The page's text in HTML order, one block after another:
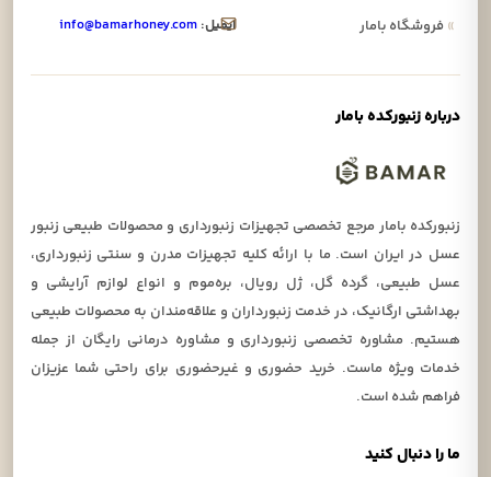
ما را دنبال کنید
»فروشگاه بامار
ایمیل: info@bamarhoney.com
درباره زنبورکده بامار
زنبورکده بامار مرجع تخصصی تجهیزات زنبورداری و محصولات طبیعی زنبور
عسل در ایران است. ما با ارائه کلیه تجهیزات مدرن و سنتی زنبورداری،
عسل طبیعی، گرده گل، ژل رویال، بره‌موم و انواع لوازم آرایشی و
بهداشتی ارگانیک، در خدمت زنبورداران و علاقه‌مندان به محصولات طبیعی
هستیم. مشاوره تخصصی زنبورداری و مشاوره درمانی رایگان از جمله
خدمات ویژه ماست. خرید حضوری و غیرحضوری برای راحتی شما عزیزان
فراهم شده است.